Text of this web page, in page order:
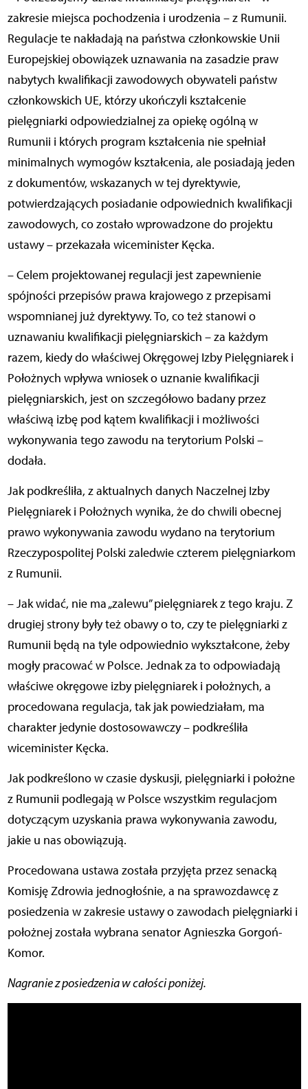
zakresie miejsca pochodzenia i urodzenia – z Rumunii.
Regulacje te nakładają na państwa członkowskie Unii
Europejskiej obowiązek uznawania na zasadzie praw
nabytych kwalifikacji zawodowych obywateli państw
członkowskich UE, którzy ukończyli kształcenie
pielęgniarki odpowiedzialnej za opiekę ogólną w
Rumunii i których program kształcenia nie spełniał
minimalnych wymogów kształcenia, ale posiadają jeden
z dokumentów, wskazanych w tej dyrektywie,
potwierdzających posiadanie odpowiednich kwalifikacji
zawodowych, co zostało wprowadzone do projektu
ustawy – przekazała wiceminister Kęcka.
– Celem projektowanej regulacji jest zapewnienie
spójności przepisów prawa krajowego z przepisami
wspomnianej już dyrektywy. To, co też stanowi o
uznawaniu kwalifikacji pielęgniarskich – za każdym
razem, kiedy do właściwej Okręgowej Izby Pielęgniarek i
Położnych wpływa wniosek o uznanie kwalifikacji
pielęgniarskich, jest on szczegółowo badany przez
właściwą izbę pod kątem kwalifikacji i możliwości
wykonywania tego zawodu na terytorium Polski –
dodała.
Jak podkreśliła, z aktualnych danych Naczelnej Izby
Pielęgniarek i Położnych wynika, że do chwili obecnej
prawo wykonywania zawodu wydano na terytorium
Rzeczypospolitej Polski zaledwie czterem pielęgniarkom
z Rumunii.
– Jak widać, nie ma „zalewu” pielęgniarek z tego kraju. Z
drugiej strony były też obawy o to, czy te pielęgniarki z
Rumunii będą na tyle odpowiednio wykształcone, żeby
mogły pracować w Polsce. Jednak za to odpowiadają
właściwe okręgowe izby pielęgniarek i położnych, a
procedowana regulacja, tak jak powiedziałam, ma
charakter jedynie dostosowawczy – podkreśliła
wiceminister Kęcka.
Jak podkreślono w czasie dyskusji, pielęgniarki i położne
z Rumunii podlegają w Polsce wszystkim regulacjom
dotyczącym uzyskania prawa wykonywania zawodu,
jakie u nas obowiązują.
Procedowana ustawa została przyjęta przez senacką
Komisję Zdrowia jednogłośnie, a na sprawozdawcę z
posiedzenia w zakresie ustawy o zawodach pielęgniarki i
położnej została wybrana senator Agnieszka Gorgoń-
Komor.
Nagranie z posiedzenia w całości poniżej.